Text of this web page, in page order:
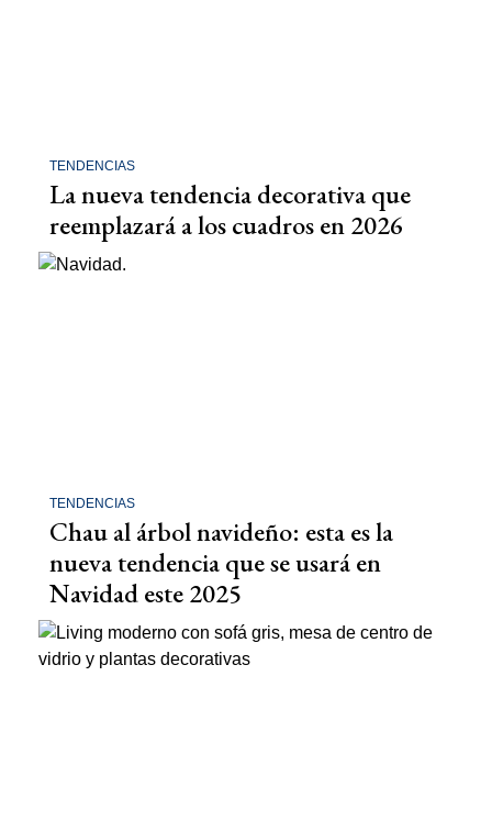
TENDENCIAS
La nueva tendencia decorativa que
reemplazará a los cuadros en 2026
TENDENCIAS
Chau al árbol navideño: esta es la
nueva tendencia que se usará en
Navidad este 2025